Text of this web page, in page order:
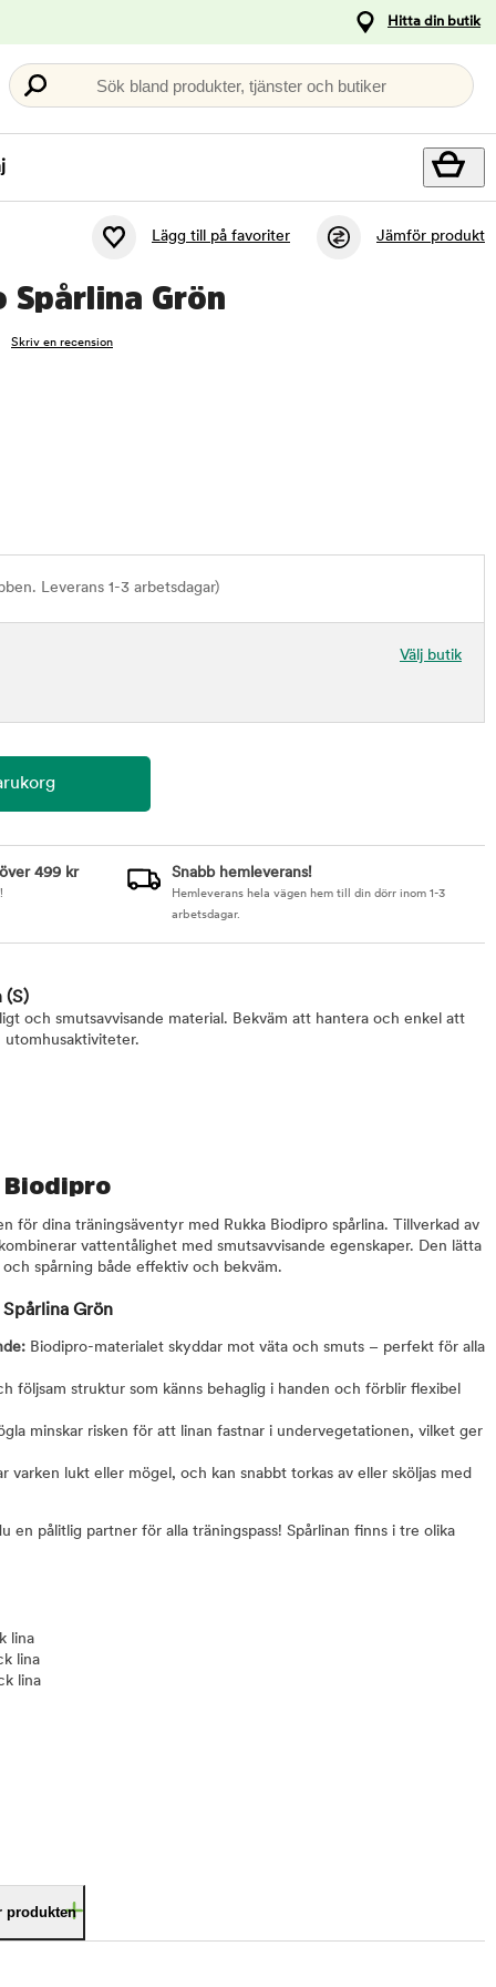
Hitta din butik
Sök bland produkter, tjänster och butiker
Lägg till på favoriter Jämför produkt
Spårlina Grön
Skriv en recension
Leverans 1-3 arbetsdagar)
Välj butik
499 kr Snabb hemleverans!
Hemleverans hela vägen hem till din dörr inom 1-3
arbetsdagar.
(S)
och smutsavvisande material. Bekväm att hantera och enkel att
för dina träningsäventyr med Rukka Biodipro spårlina. Tillverkad av
vattentålighet med smutsavvisande egenskaper. Den lätta
spårning både effektiv och bekväm.
Grön
Biodipro-materialet skyddar mot väta och smuts – perfekt för alla
följsam struktur som känns behaglig i handen och förblir flexibel
minskar risken för att linan fastnar i undervegetationen, vilket ger
varken lukt eller mögel, och kan snabbt torkas av eller sköljas med
en pålitlig partner för alla träningspass! Spårlinan finns i tre olika
lina
lina
lina
produkten